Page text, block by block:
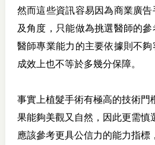
然而這些資訊容易因為商業廣
及角度，只能做為挑選醫師的
醫師專業能力的主要依據則不
成效上也不等於多幾分保障。
事實上植髮手術有極高的技術門
果能夠美觀又自然，因此更需慎
應該參考更具公信力的能力指標